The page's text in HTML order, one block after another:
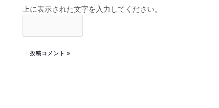
上に表示された文字を入力してください。